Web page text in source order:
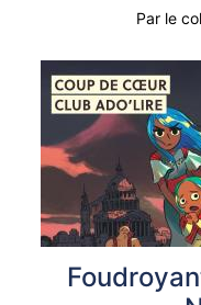
Par le